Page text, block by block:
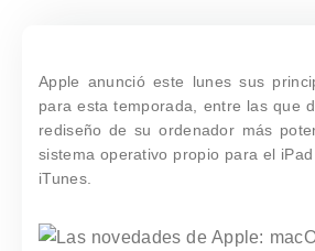
Apple anunció este lunes sus
para esta temporada, entre las que
rediseño de su ordenador más
sistema operativo propio para el
iTunes.